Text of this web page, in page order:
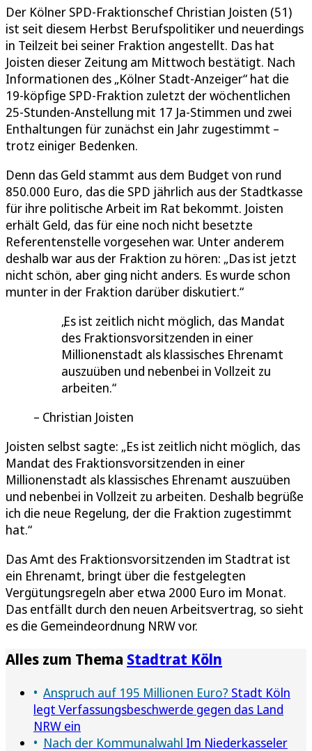
Der Kölner SPD-Fraktionschef Christian Joisten (51)
ist seit diesem Herbst Berufspolitiker und neuerdings
in Teilzeit bei seiner Fraktion angestellt. Das hat
Joisten dieser Zeitung am Mittwoch bestätigt. Nach
Informationen des „Kölner Stadt-Anzeiger“ hat die
19-köpfige SPD-Fraktion zuletzt der wöchentlichen
25-Stunden-Anstellung mit 17 Ja-Stimmen und zwei
Enthaltungen für zunächst ein Jahr zugestimmt –
trotz einiger Bedenken.
Denn das Geld stammt aus dem Budget von rund
850.000 Euro, das die SPD jährlich aus der Stadtkasse
für ihre politische Arbeit im Rat bekommt. Joisten
erhält Geld, das für eine noch nicht besetzte
Referentenstelle vorgesehen war. Unter anderem
deshalb war aus der Fraktion zu hören: „Das ist jetzt
nicht schön, aber ging nicht anders. Es wurde schon
munter in der Fraktion darüber diskutiert.“
Es ist zeitlich nicht möglich, das Mandat
des Fraktionsvorsitzenden in einer
Millionenstadt als klassisches Ehrenamt
auszuüben und nebenbei in Vollzeit zu
arbeiten.
Christian Joisten
Joisten selbst sagte: „Es ist zeitlich nicht möglich, das
Mandat des Fraktionsvorsitzenden in einer
Millionenstadt als klassisches Ehrenamt auszuüben
und nebenbei in Vollzeit zu arbeiten. Deshalb begrüße
ich die neue Regelung, der die Fraktion zugestimmt
hat.“
Das Amt des Fraktionsvorsitzenden im Stadtrat ist
ein Ehrenamt, bringt über die festgelegten
Vergütungsregeln aber etwa 2000 Euro im Monat.
Das entfällt durch den neuen Arbeitsvertrag, so sieht
es die Gemeindeordnung NRW vor.
Alles zum Thema Stadtrat Köln
Anspruch auf 195 Millionen Euro? Stadt Köln
legt Verfassungsbeschwerde gegen das Land
NRW ein
Nach der Kommunalwahl Im Niederkasseler